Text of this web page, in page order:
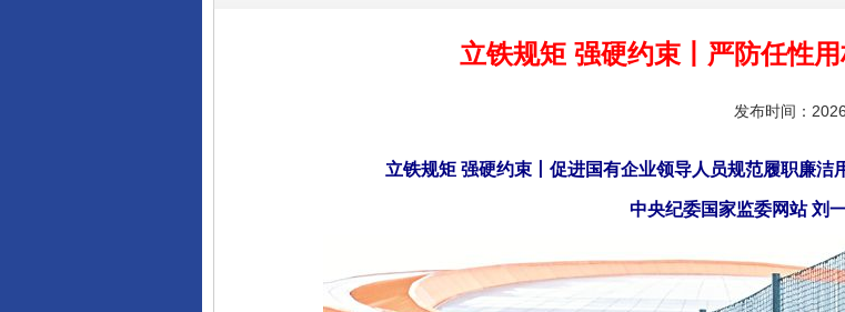
立铁规矩 强硬约束丨严防任性
发布时间：
立铁规矩 强硬约束丨促进国有企业领导人员规范履职廉
中央纪委国家监委网站 刘